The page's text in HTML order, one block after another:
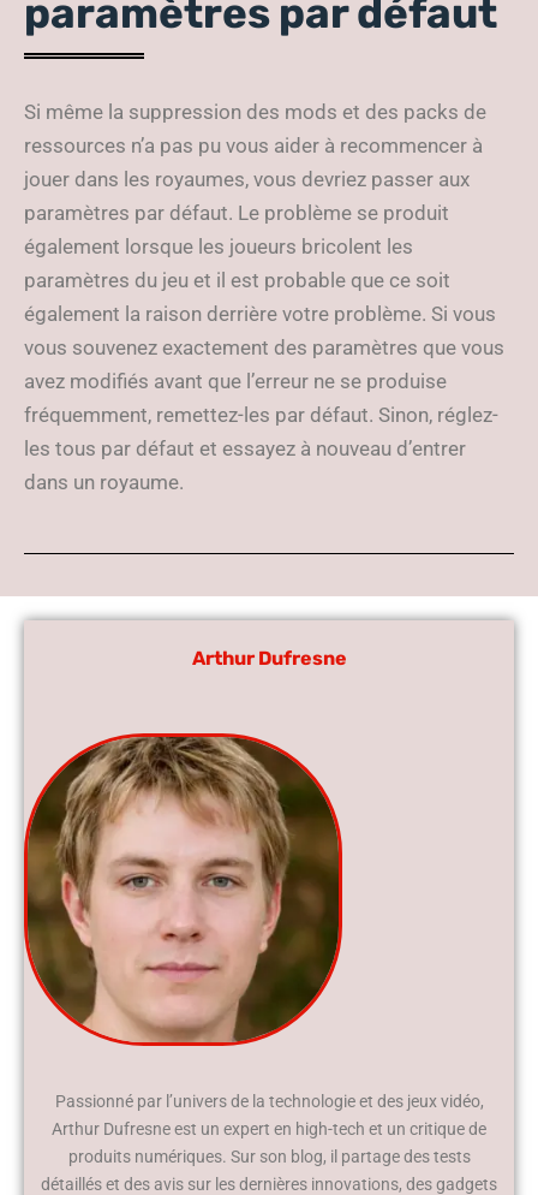
paramètres par défaut
Si même la suppression des mods et des packs de
ressources n’a pas pu vous aider à recommencer à
jouer dans les royaumes, vous devriez passer aux
paramètres par défaut. Le problème se produit
également lorsque les joueurs bricolent les
paramètres du jeu et il est probable que ce soit
également la raison derrière votre problème. Si vous
vous souvenez exactement des paramètres que vous
avez modifiés avant que l’erreur ne se produise
fréquemment, remettez-les par défaut. Sinon, réglez-
les tous par défaut et essayez à nouveau d’entrer
dans un royaume.
Arthur Dufresne
Passionné par l’univers de la technologie et des jeux vidéo,
Arthur Dufresne est un expert en high-tech et un critique de
produits numériques. Sur son blog, il partage des tests
détaillés et des avis sur les dernières innovations, des gadgets